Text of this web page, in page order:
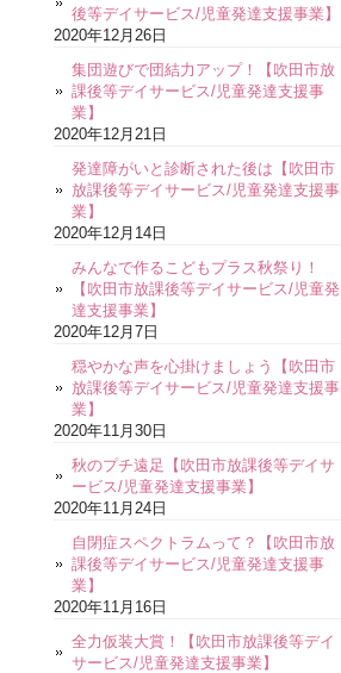
後等デイサービス/児童発達支援事業】
2020年12月26日
集団遊びで団結力アップ！【吹田市放
課後等デイサービス/児童発達支援事
業】
2020年12月21日
発達障がいと診断された後は【吹田市
放課後等デイサービス/児童発達支援事
業】
2020年12月14日
みんなで作るこどもプラス秋祭り！
【吹田市放課後等デイサービス/児童発
達支援事業】
2020年12月7日
穏やかな声を心掛けましょう【吹田市
放課後等デイサービス/児童発達支援事
業】
2020年11月30日
秋のプチ遠足【吹田市放課後等デイサ
ービス/児童発達支援事業】
2020年11月24日
自閉症スペクトラムって？【吹田市放
課後等デイサービス/児童発達支援事
業】
2020年11月16日
全力仮装大賞！【吹田市放課後等デイ
サービス/児童発達支援事業】